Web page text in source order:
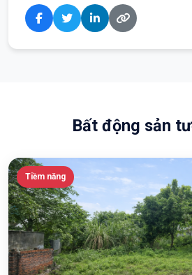
Bất động sản
Tiềm năng